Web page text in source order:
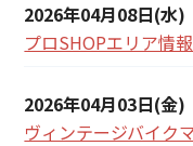
2026年04月08日(水)
プロSHOPエリア情
2026年04月03日(金)
ヴィンテージバイク